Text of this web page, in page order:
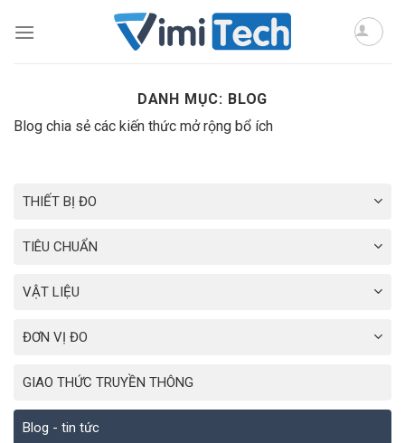
DANH MỤC: BLOG
Blog chia sẻ các kiến thức mở rộng bổ ích
THIẾT BỊ ĐO
TIÊU CHUẨN
VẬT LIỆU
ĐƠN VỊ ĐO
GIAO THỨC TRUYỀN THÔNG
Blog - tin tức